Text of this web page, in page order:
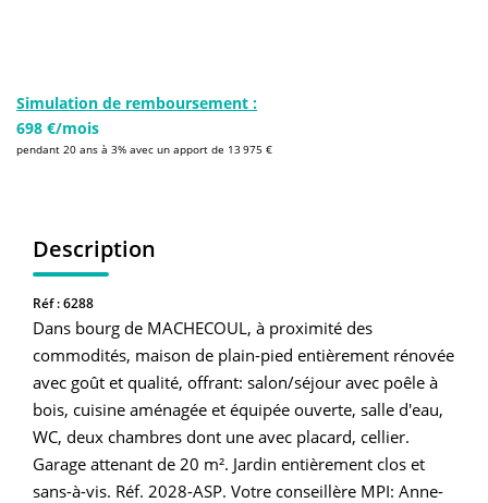
Simulation de remboursement :
698 €/mois
pendant 20 ans à 3% avec un apport de 13 975 €
Description
Réf : 6288
Dans bourg de MACHECOUL, à proximité des
commodités, maison de plain-pied entièrement rénovée
avec goût et qualité, offrant: salon/séjour avec poêle à
bois, cuisine aménagée et équipée ouverte, salle d'eau,
WC, deux chambres dont une avec placard, cellier.
Garage attenant de 20 m². Jardin entièrement clos et
sans-à-vis. Réf. 2028-ASP. Votre conseillère MPI: Anne-